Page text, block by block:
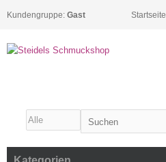
Kundengruppe: Gast Startseite